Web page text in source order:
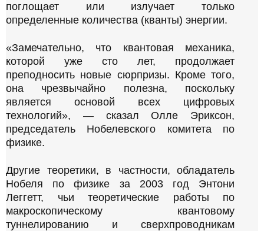
поглощает или излучает только
определенные количества (кванты) энергии.
«Замечательно, что квантовая механика,
которой уже сто лет, продолжает
преподносить новые сюрпризы. Кроме того,
она чрезвычайно полезна, поскольку
является основой всех цифровых
технологий», — сказал Олле Эриксон,
председатель Нобелевского комитета по
физике.
Другие теоретики, в частности, обладатель
Нобеля по физике за 2003 год Энтони
Леггетт, чьи теоретические работы по
макроскопическому квантовому
туннелированию и сверхпроводникам